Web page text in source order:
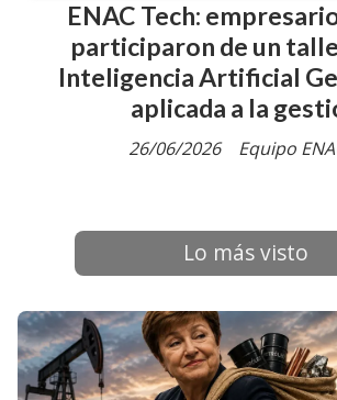
ENAC Tech:
participaron de un
Inteligencia Artificial
aplicada a la
Equipo
26/06/2026
Lo más visto